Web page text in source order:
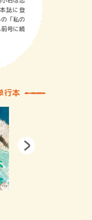
誌に登
「私の
号に続
行本